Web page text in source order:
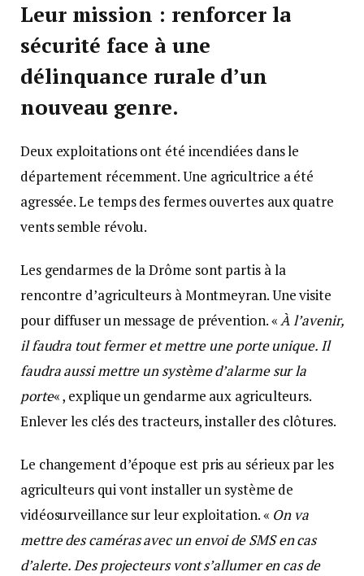
Leur mission : renforcer la
sécurité face à une
délinquance rurale d’un
nouveau genre.
Deux exploitations ont été incendiées dans le
département récemment. Une agricultrice a été
agressée. Le temps des fermes ouvertes aux quatre
vents semble révolu.
Les gendarmes de la Drôme sont partis à la
rencontre d’agriculteurs à Montmeyran. Une visite
pour diffuser un message de prévention. «À l’avenir,
il faudra tout fermer et mettre une porte unique. Il
faudra aussi mettre un système d’alarme sur la
porte« , explique un gendarme aux agriculteurs.
Enlever les clés des tracteurs, installer des clôtures.
Le changement d’époque est pris au sérieux par les
agriculteurs qui vont installer un système de
vidéosurveillance sur leur exploitation. « On va
mettre des caméras avec un envoi de SMS en cas
d’alerte. Des projecteurs vont s’allumer en cas de